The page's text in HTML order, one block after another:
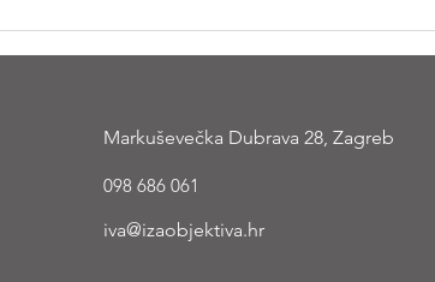
Markuševečka Dubrava 28, Zagreb
098 686 061
iva@izaobjektiva.hr